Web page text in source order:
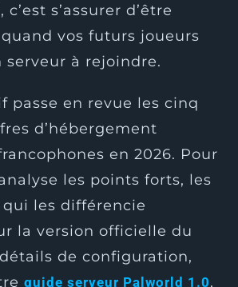
s’assurer d’être
vos futurs joueurs
à rejoindre.
passe en revue les cinq
d’hébergement
en 2026. Pour
les points forts, les
les différencie
la version officielle du
de configuration,
guide serveur Palworld 1.0.